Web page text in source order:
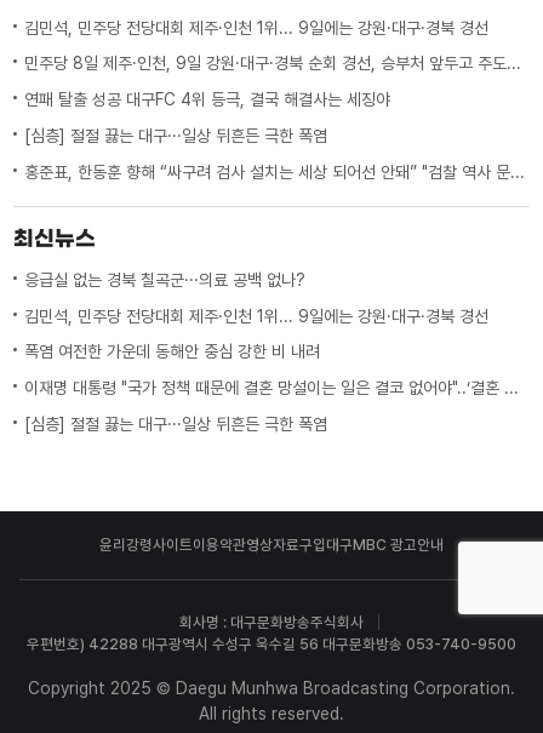
김민석, 민주당 전당대회 제주·인천 1위... 9일에는 강원·대구·경북 경선
민주당 8일 제주·인천, 9일 강원·대구·경북 순회 경선, 승부처 앞두고 주도권 잡기
연패 탈출 성공 대구FC 4위 등극, 결국 해결사는 세징야
[심층] 절절 끓는 대구···일상 뒤흔든 극한 폭염
홍준표, 한동훈 향해 “싸구려 검사 설치는 세상 되어선 안돼” "검찰 역사 문 닫게 원인 제공한 원흉"
최신뉴스
응급실 없는 경북 칠곡군···의료 공백 없나?
김민석, 민주당 전당대회 제주·인천 1위... 9일에는 강원·대구·경북 경선
폭염 여전한 가운데 동해안 중심 강한 비 내려
이재명 대통령 "국가 정책 때문에 결혼 망설이는 일은 결코 없어야"..‘결혼 페널티’ 제도 상 불이익 면밀히 조사 지시
[심층] 절절 끓는 대구···일상 뒤흔든 극한 폭염
윤리강령사이트이용약관영상자료구입 대구MBC 광고안내
회사명 : 대구문화방송주식회사
우편번호) 42288 대구광역시 수성구 욱수길 56 대구문화방송 053-740-9500
Copyright 2025 © Daegu Munhwa Broadcasting Corporation.
All rights reserved.